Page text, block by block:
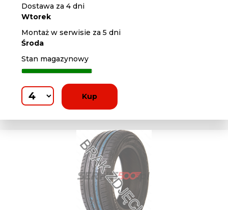
Dostawa za 4 dni
Wtorek
Montaż w serwisie za 5 dni
Środa
Stan magazynowy
Kup